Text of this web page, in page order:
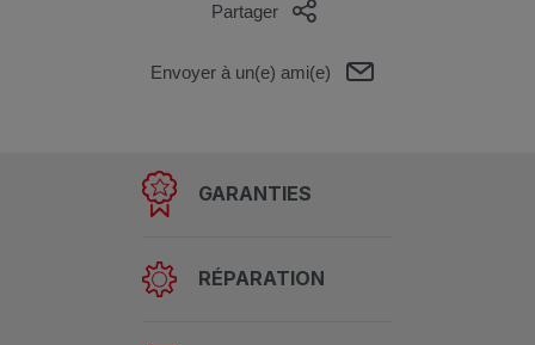
Partager
Envoyer à un(e) ami(e)
GARANTIES
RÉPARATION